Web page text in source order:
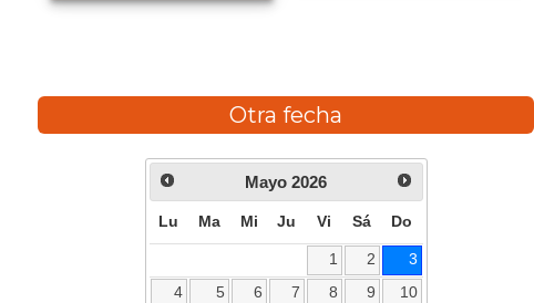
Otra fecha
Mayo 2026
Lu Ma Mi Ju Vi Sá Do
1 2
3
4
5 6 7 8 9
10